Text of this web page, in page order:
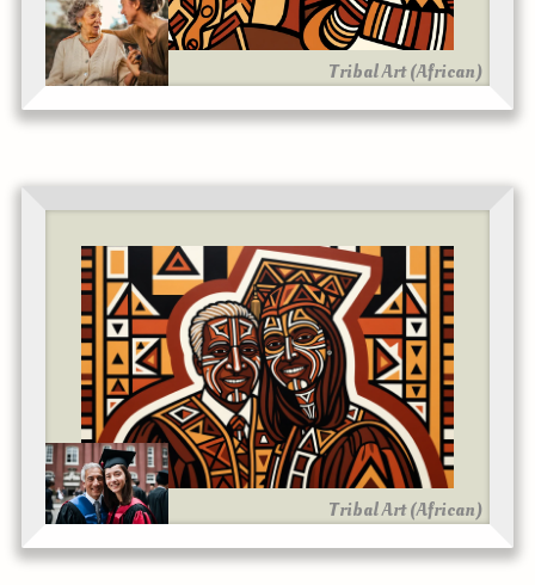
Tribal Art (African)
Tribal Art (African)